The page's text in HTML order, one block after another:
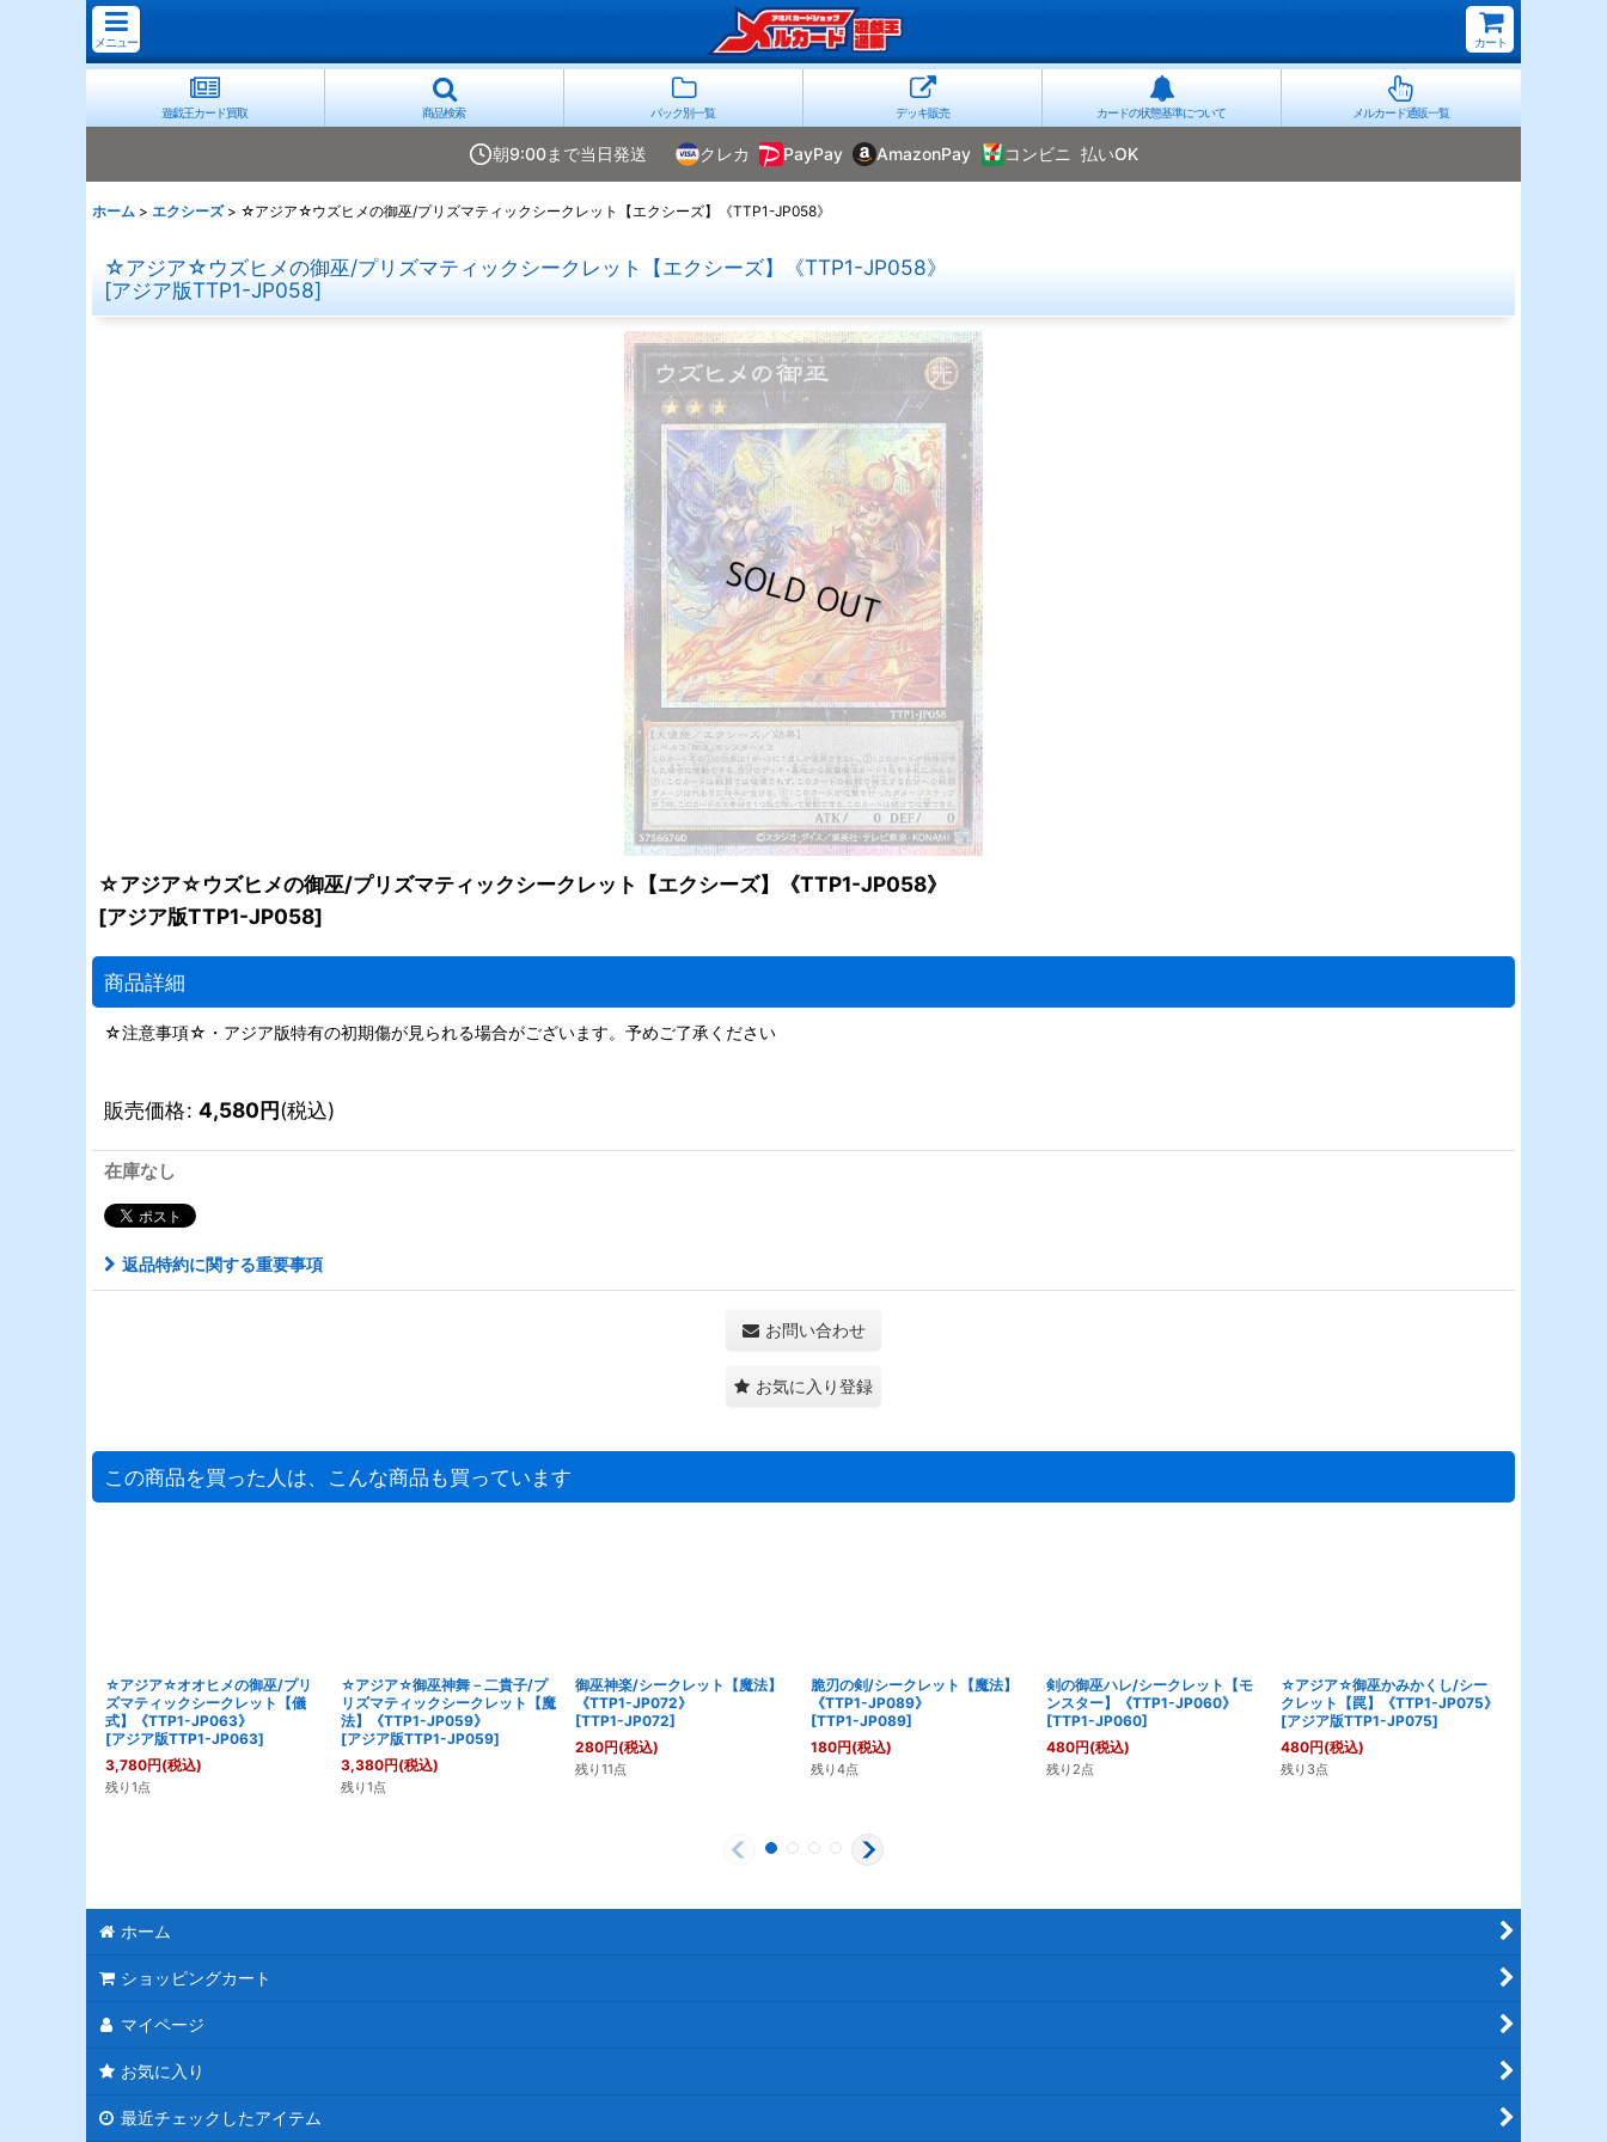
メニュー カート
遊戯王カード買取 商品検索 パック別一覧 デッキ販売 カードの状態基準について メルカード通販一覧
朝9:00まで当日発送 クレカ PayPay AmazonPay コンビニ 払いOK
ホーム > エクシーズ > ☆アジア☆ウズヒメの御巫/プリズマティックシークレット【エクシーズ】《TTP1-JP058》
☆アジア☆ウズヒメの御巫/プリズマティックシークレット【エクシーズ】《TTP1-JP058》
[アジア版TTP1-JP058]
☆アジア☆ウズヒメの御巫/プリズマティックシークレット【エクシーズ】《TTP1-JP058》
[アジア版TTP1-JP058]
商品詳細
☆注意事項☆・アジア版特有の初期傷が見られる場合がございます。予めご了承ください
販売価格: 4,580円(税込)
在庫なし
返品特約に関する重要事項
お問い合わせ
お気に入り登録
この商品を買った人は、こんな商品も買っています
☆アジア☆オオヒメの御巫/プリ
ズマティックシークレット【儀
式】《TTP1-JP063》
[アジア版TTP1-JP063]
3,780円(税込)
残り1点
☆アジア☆御巫神舞－二貴子/プ
リズマティックシークレット【魔
法】《TTP1-JP059》
[アジア版TTP1-JP059]
3,380円(税込)
残り1点
御巫神楽/シークレット【魔法】
《TTP1-JP072》
[TTP1-JP072]
280円(税込)
残り11点
脆刃の剣/シークレット【魔法】
《TTP1-JP089》
[TTP1-JP089]
180円(税込)
残り4点
剣の御巫ハレ/シークレット【モ
ンスター】《TTP1-JP060》
[TTP1-JP060]
480円(税込)
残り2点
☆アジア☆御巫かみかくし/シー
クレット【罠】《TTP1-JP075》
[アジア版TTP1-JP075]
480円(税込)
残り3点
ホーム
ショッピングカート
マイページ
お気に入り
最近チェックしたアイテム